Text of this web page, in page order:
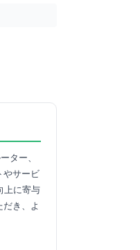
ター、
やサービ
上に寄与
き、よ